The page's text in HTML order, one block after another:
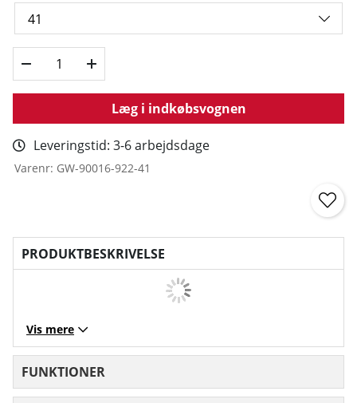
Læg i indkøbsvognen
Leveringstid: 3-6 arbejdsdage
Varenr: GW-90016-922-41
PRODUKTBESKRIVELSE
Vis mere
FUNKTIONER